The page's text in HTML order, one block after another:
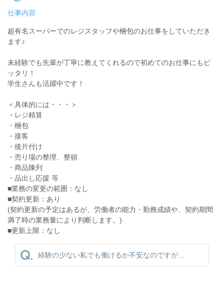
仕事内容
超有名スーパーでのレジスタッフや梱包のお仕事をしていただき
ます♪
未経験でも先輩が丁寧に教えてくれるので初めてのお仕事にもピ
ッタリ！
学生さんも活躍中です！
＜具体的には・・・＞
・レジ精算
・梱包
・接客
・後片付け
・売り場の整理、整頓
・商品陳列
・品出し応援 等
■業務の変更の範囲：なし
■契約更新：あり
(契約更新の予定はあるが、労働者の能力・勤務成績や、契約期間
満了時の業務量により判断します。)
■更新上限：なし
経験の少ない私でも働けるか不安なのですが...